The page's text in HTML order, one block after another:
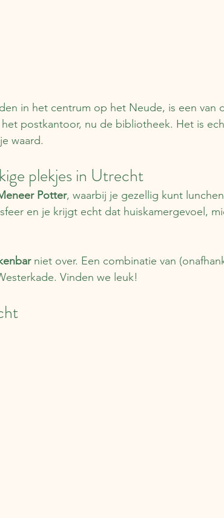
in het centrum op het Neude, is een van
postkantoor, nu de bibliotheek. Het is
waard.
plekjes in Utrecht
Potter, waarbij je gezellig kunt
en je krijgt echt dat huiskamergevoel,
niet over. Een combinatie van
Vinden we leuk!